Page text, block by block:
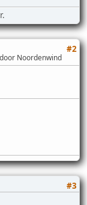
#2
Noordenwind
#3